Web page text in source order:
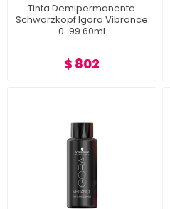
Tinta Demipermanente
Schwarzkopf Igora Vibrance
0-99 60ml
$ 802